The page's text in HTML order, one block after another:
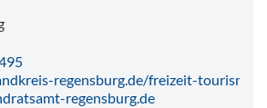
regensburg.de/freizeit-tourismus/
regensburg.de